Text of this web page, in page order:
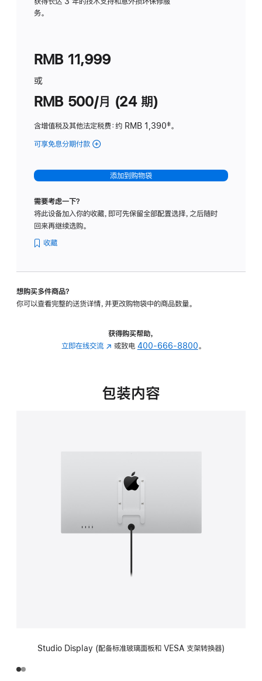
务。
RMB 11,999
或
RMB 500/月 (24 期)
含增值税及其他法定税费：约 RMB 1,390脚
‡。
可享免息分期付款 (Studio
-
标
璃
转
的
添加到购物袋
需要考虑一下？
将此设备加入你的收藏，即可先保留全部配置选择，之后随时
回来再继续选购。
收藏
想购买多件商品？
你可以查看完整的送货详情，并更改购物袋中的商品数量。
获得购买帮助，
立即在线交流 (在
中
或致电 400-666-8800。
包装内容
Studio Display (配备标准玻璃面板和 VESA 支架转换器)